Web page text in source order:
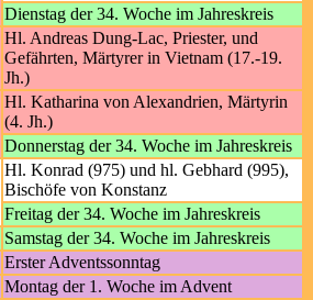
Dienstag der 34. Woche im Jahreskreis
Hl. Andreas Dung-Lac, Priester, und
Gefährten, Märtyrer in Vietnam (17.-19.
Jh.)
Hl. Katharina von Alexandrien, Märtyrin
(4. Jh.)
Donnerstag der 34. Woche im Jahreskreis
Hl. Konrad (975) und hl. Gebhard (995),
Bischöfe von Konstanz
Freitag der 34. Woche im Jahreskreis
Samstag der 34. Woche im Jahreskreis
Erster Adventssonntag
Montag der 1. Woche im Advent